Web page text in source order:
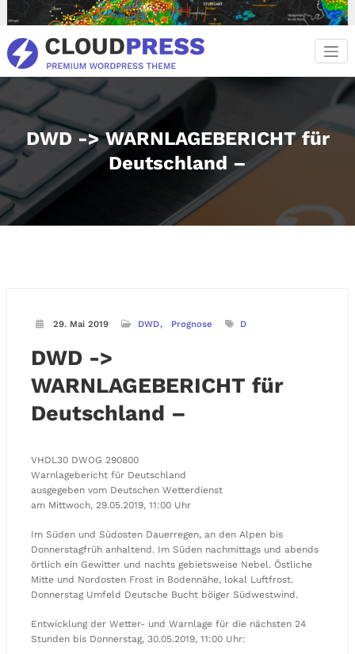
Inhalt
springen
DWD -> WARNLAGEBERICHT für
Deutschland –
29. Mai 2019 DWD Prognose D
DWD ->
WARNLAGEBERICHT für
Deutschland –
VHDL30 DWOG 290800
Warnlagebericht für Deutschland
ausgegeben vom Deutschen Wetterdienst
am Mittwoch, 29.05.2019, 11:00 Uhr
Im Süden und Südosten Dauerregen, an den Alpen bis
Donnerstagfrüh anhaltend. Im Süden nachmittags und abends
örtlich ein Gewitter und nachts gebietsweise Nebel. Östliche
Mitte und Nordosten Frost in Bodennähe, lokal Luftfrost.
Donnerstag Umfeld Deutsche Bucht böiger Südwestwind.
Entwicklung der Wetter- und Warnlage für die nächsten 24
Stunden bis Donnerstag, 30.05.2019, 11:00 Uhr: